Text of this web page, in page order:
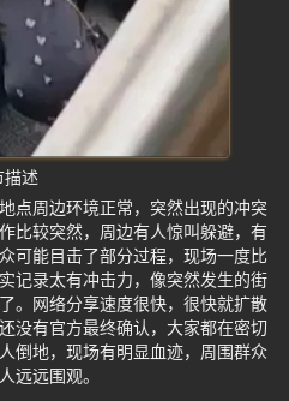
描述
点周边环境正常，突然出现的冲突
比较突然，周边有人惊叫躲避，有
可能目击了部分过程，现场一度比
记录太有冲击力，像突然发生的街
。网络分享速度很快，很快就扩散
没有官方最终确认，大家都在密切
倒地，现场有明显血迹，周围群众
远远围观。